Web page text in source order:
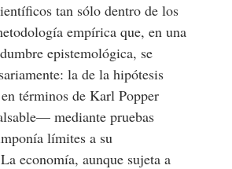
tan sólo dentro de los
empírica que, en una
epistemológica, se
la de la hipótesis
términos de Karl Popper
mediante pruebas
límites a su
economía, aunque sujeta a